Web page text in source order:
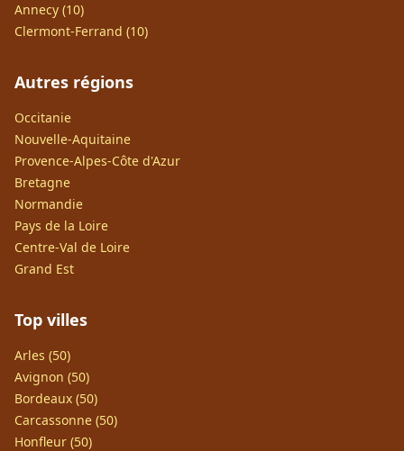
Annecy (10)
Clermont-Ferrand (10)
Autres régions
Occitanie
Nouvelle-Aquitaine
Provence-Alpes-Côte d'Azur
Bretagne
Normandie
Pays de la Loire
Centre-Val de Loire
Grand Est
Top villes
Arles (50)
Avignon (50)
Bordeaux (50)
Carcassonne (50)
Honfleur (50)